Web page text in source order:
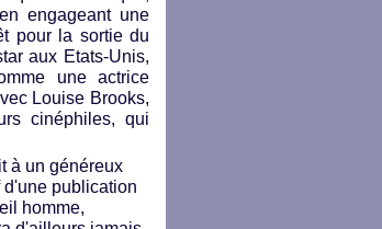
engageant une
pour la sortie du
aux Etats-Unis,
une actrice
Louise Brooks,
cinéphiles, qui
à un généreux
d'une publication
homme,